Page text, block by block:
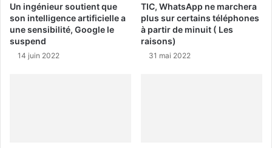
Un ingénieur soutient que
son intelligence artificielle a
une sensibilité, Google le
suspend
14 juin 2022
TIC, WhatsApp ne marchera
plus sur certains téléphones
à partir de minuit ( Les
raisons)
31 mai 2022